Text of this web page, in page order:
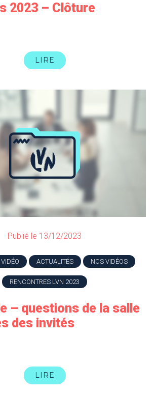
2023 – Clôture
LIRE
Publié le 13/12/2023
ACTUALITÉS NOS VIDÉOS
RENCONTRES LVN 2023
– questions de la salle
des invités
LIRE